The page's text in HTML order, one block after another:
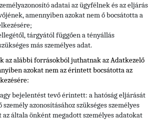
adatai az ügyfélnek és az eljárás
amennyiben azokat nem ő bocsátotta a
tárgyától függően a tényállás
más személyes adat.
az alábbi forrásokból juthatnak az Adatkezelő
azokat nem az érintett bocsátotta az
bejelentést tevő érintett: a hatóság eljárását
személy azonosításához szükséges személyes
általa önként megadott személyes adatokat